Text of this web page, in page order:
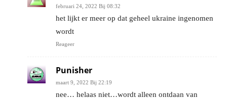
februari 24, 2022 Bij 08:32
het lijkt er meer op dat geheel ukraine ingenomen
wordt
Reageer
Punisher
maart 9, 2022 Bij 22:19
nee… helaas niet…wordt alleen ontdaan van